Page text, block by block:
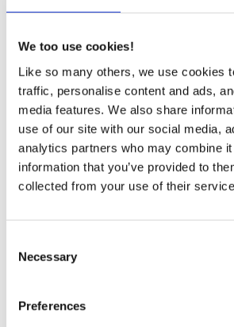
We too use cookies!
Like so many others, we use cookies
traffic, personalise content and ads,
media features. We also share
use of our site with our social media,
analytics partners who may combine
information that you’ve provided to
collected from your use of their
Selection
Necessary
Preferences
En particulier, ils peuvent aider à :
Déterminer des règles de
Établir des statistiques de
Identifier les risques
Renforcer laculture
La gestion des espaces au
locaux de l'entreprise
, il est important
aident à le gérer. Ces outils
Identifier les zones sous-